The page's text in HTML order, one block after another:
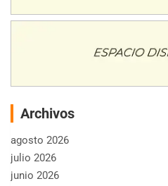
Archivos
agosto 2026
julio 2026
junio 2026